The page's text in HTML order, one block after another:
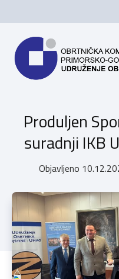
Produljen
suradnji IKB
Objavljeno